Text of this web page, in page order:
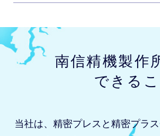
南信精機製作
できるこ
当社は、精密プレスと精密プラ